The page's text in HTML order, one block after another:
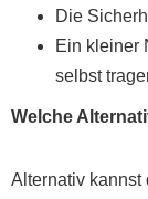
Die
Ein kleiner
selbst
Welche
Alternativ kannst